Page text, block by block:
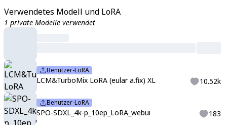
Verwendetes Modell und LoRA
1 private Modelle verwendet
Benutzer-LoRA
LCM&TurboMix LoRA (eular a.fix) XL 10.52k
Benutzer-LoRA
SPO-SDXL_4k-p_10ep_LoRA_webui 183